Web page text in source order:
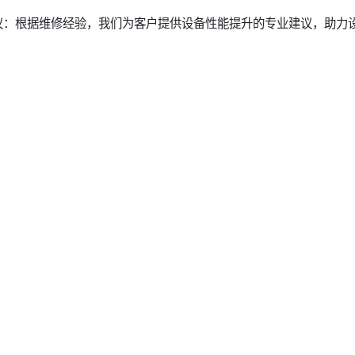
根据维修经验，我们为客户提供设备性能提升的专业建议，助力